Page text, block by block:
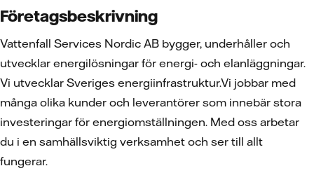
Företagsbeskrivning
Vattenfall Services Nordic AB bygger, underhåller och
utvecklar energilösningar för energi- och elanläggningar.
Vi utvecklar Sveriges energiinfrastruktur.Vi jobbar med
många olika kunder och leverantörer som innebär stora
investeringar för energiomställningen. Med oss arbetar
du i en samhällsviktig verksamhet och ser till allt
fungerar.